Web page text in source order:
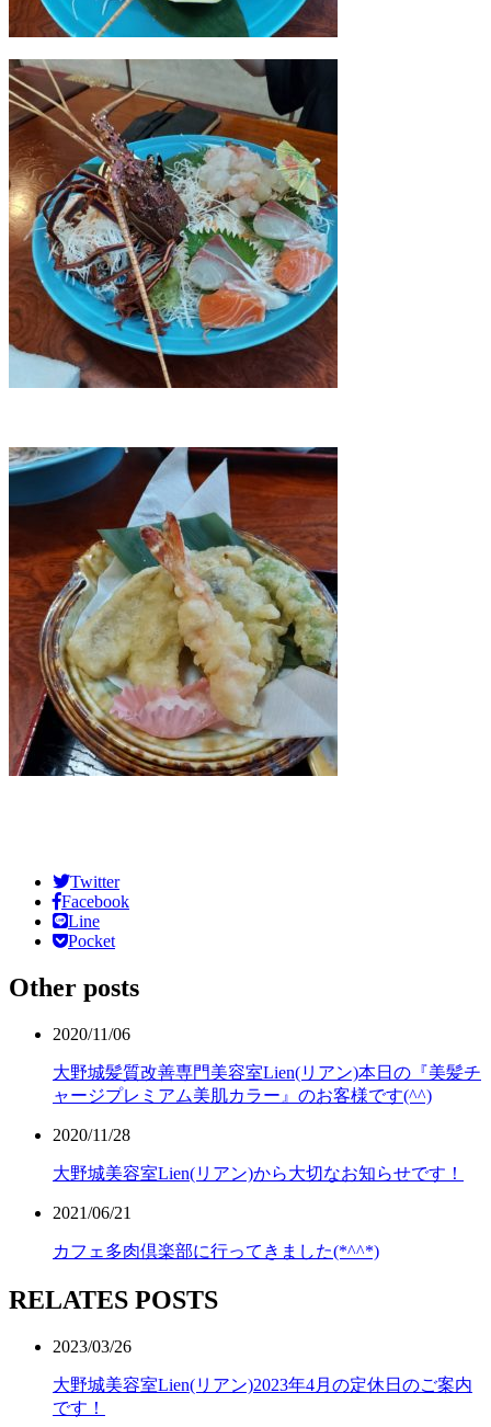
Twitter
Facebook
Line
Pocket
Other posts
2020/11/06
大野城髪質改善専門美容室Lien(リアン)本日の『美髪チ
ャージプレミアム美肌カラー』のお客様です(^^)
2020/11/28
大野城美容室Lien(リアン)から大切なお知らせです！
2021/06/21
カフェ多肉倶楽部に行ってきました(*^^*)
RELATES POSTS
2023/03/26
大野城美容室Lien(リアン)2023年4月の定休日のご案内
です！